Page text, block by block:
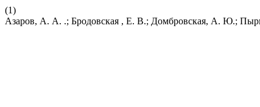
(1)
Азаров, А. А. .; Бродовская , Е. В.; Домбровская, А. Ю.;